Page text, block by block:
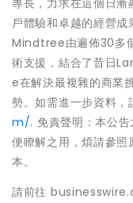
專長，力求在這個日
戶體驗和卓越的經營
Mindtree由遍佈30多
術支援，結合了昔日
e在解決最複雜的商業
勢。如需進一步資料，
m/. 免責聲明：本公
便瞭解之用，煩請參
本。
請前往